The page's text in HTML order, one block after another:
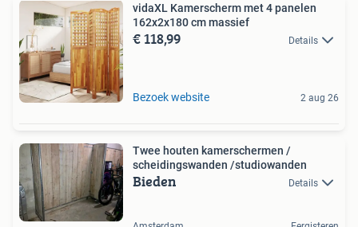
vidaXL Kamerscherm met 4 panelen
162x2x180 cm massief
€ 118,99 Details
Bezoek website 2 aug 26
Twee houten kamerschermen /
scheidingswanden /studiowanden
Bieden Details